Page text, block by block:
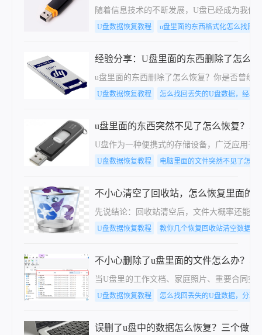
随着信息技术的不断发展，U盘已经成为我
U盘数据恢复教程 u盘里面的东西格式化怎么找回
经验分享：U盘里面的东西删除了怎么
u盘里面的东西删除了怎么恢复？你是否曾经
U盘数据恢复教程 怎么找回丢失的U盘数据，经验
u盘里面的东西突然不见了怎么恢复？
U盘作为一种便携式的存储设备，广泛应用于
U盘数据恢复教程 电脑里面的文件突然不见了怎么
不小心清空了回收站，怎么恢复里面的
先说结论：回收站清空后，文件大概率还能
U盘数据恢复教程 教你几个恢复回收站清空数据的
不小心删除了u盘里面的文件怎么办？5
当U盘里的工作文档、家庭照片、重要合同突
U盘数据恢复教程 怎么找回丢失的U盘数据，分享
误删了u盘中的数据怎么恢复？三个做法